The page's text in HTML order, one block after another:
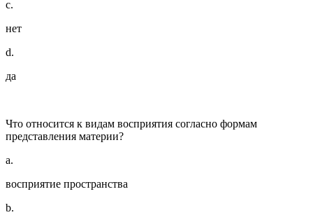
c.
нет
d.
да
Что относится к видам восприятия согласно формам
представления материи?
a.
восприятие пространства
b.